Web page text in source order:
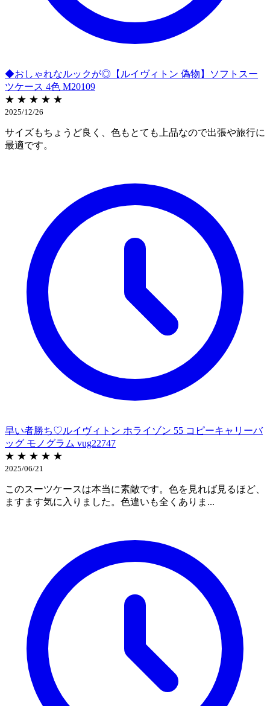
◆おしゃれなルックが◎【ルイヴィトン 偽物】ソフトスー
ツケース 4色 M20109
★ ★ ★ ★ ★
2025/12/26
サイズもちょうど良く、色もとても上品なので出張や旅行に
最適です。
早い者勝ち♡ルイヴィトン ホライゾン 55 コピーキャリーバ
ッグ モノグラム vug22747
★ ★ ★ ★ ★
2025/06/21
このスーツケースは本当に素敵です。色を見れば見るほど、
ますます気に入りました。色違いも全くありま...